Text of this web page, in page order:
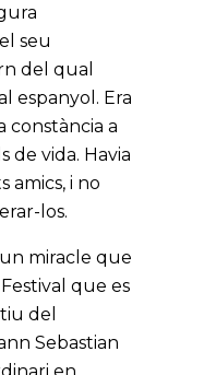
seu
del qual
espanyol. Era
constància a
de vida. Havia
amics, i no
los.
miracle que
que es
del
Sebastian